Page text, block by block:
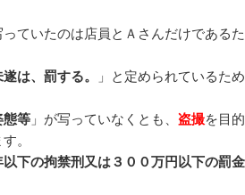
ていたのは店員とＡさんだけである
は、罰する。 」と定められているた
態等 」が写っていなくとも、 盗撮を目
。
以下の拘禁刑又は３００万円以下の罰金